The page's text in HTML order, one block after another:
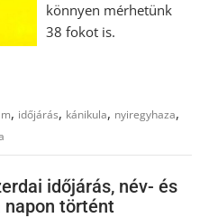
könnyen mérhetünk
38 fokot is.
, időjárás, kánikula, nyiregyhaza,
időjárás, név- és
napon történt